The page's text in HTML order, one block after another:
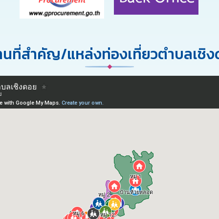
ที่สำคัญ/แหล่งท่องเที่ยวตำบลเชิ